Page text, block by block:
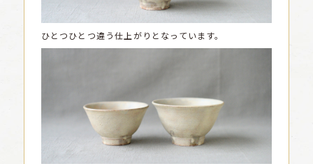
ひとつひとつ違う仕上がりとなっています。